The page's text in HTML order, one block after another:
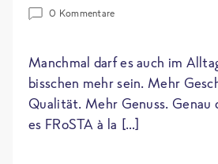
0 Kommentare
Manchmal darf es auch im
bisschen mehr sein. Mehr
Qualität. Mehr Genuss. Genau
es FRoSTA à la […]